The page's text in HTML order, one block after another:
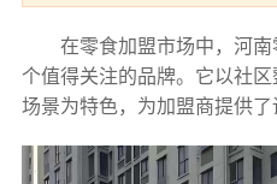
在零食加盟市场中，河
个值得关注的品牌。它以社
场景为特色，为加盟商提供了